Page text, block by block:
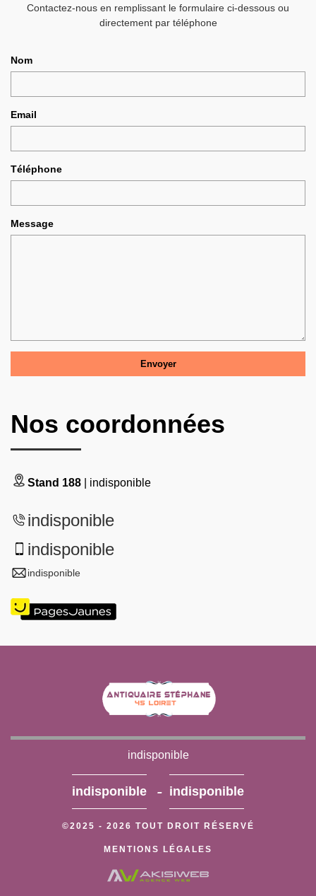
Contactez-nous en remplissant le formulaire ci-dessous ou
directement par téléphone
Nom
Email
Téléphone
Message
Nos coordonnées
Stand 188 | indisponible
indisponible
indisponible
indisponible
indisponible
indisponible - indisponible
©2025 - 2026 TOUT DROIT RÉSERVÉ
MENTIONS LÉGALES